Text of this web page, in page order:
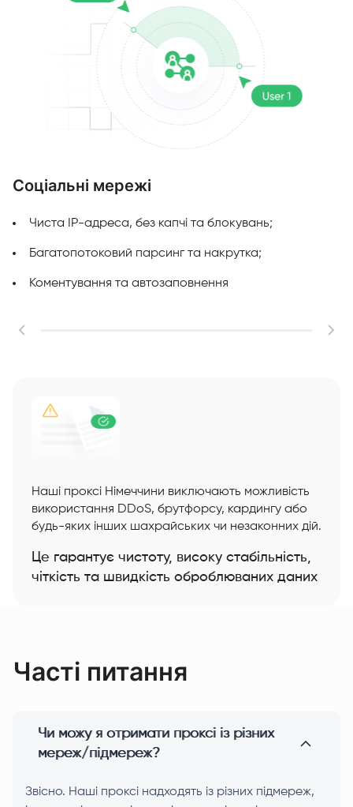
Соціальні мережі
Чиста IP-адреса, без капчі та блокувань;
Багатопотоковий парсинг та накрутка;
Коментування та автозаповнення
Наші проксі Німеччини виключають можливість
використання DDoS, брутфорсу, кардингу або
будь-яких інших шахрайських чи незаконних дій.
Це гарантує чистоту, високу стабільність,
чіткість та швидкість оброблюваних даних
Часті питання
Чи можу я отримати проксі із різних
мереж/підмереж?
Звісно. Наші проксі надходять із різних підмереж,